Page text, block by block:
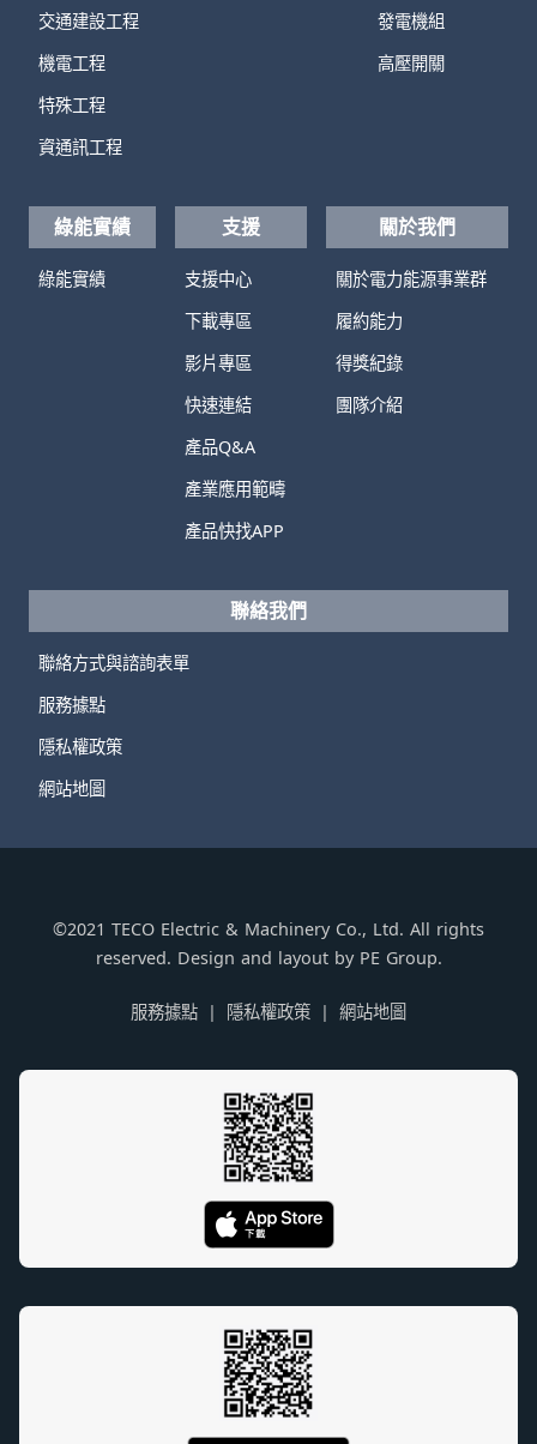
交通建設工程
機電工程
特殊工程
資通訊工程
發電機組
高壓開關
綠能實績
綠能實績
支援
支援中心
下載專區
影片專區
快速連結
產品Q&A
產業應用範疇
產品快找APP
關於我們
關於電力能源事業群
履約能力
得獎紀錄
團隊介紹
聯絡我們
聯絡方式與諮詢表單
服務據點
隱私權政策
網站地圖
©2021 TECO Electric & Machinery Co., Ltd. All rights
reserved. Design and layout by PE Group.
服務據點 隱私權政策 網站地圖